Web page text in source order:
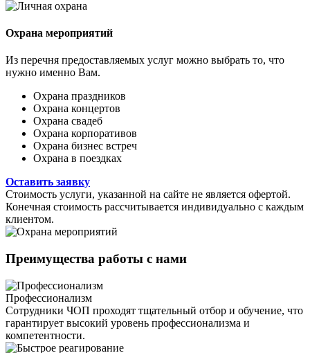
Охрана мероприятий
Из перечня предоставляемых услуг можно выбрать то, что
нужно именно Вам.
Охрана праздников
Охрана концертов
Охрана свадеб
Охрана корпоративов
Охрана бизнес встреч
Охрана в поездках
Оставить заявку
Стоимость услуги, указанной на сайте не является офертой.
Конечная стоимость рассчитывается индивидуально с каждым
клиентом.
Преимущества работы с нами
Профессионализм
Сотрудники ЧОП проходят тщательный отбор и обучение, что
гарантирует высокий уровень профессионализма и
компетентности.